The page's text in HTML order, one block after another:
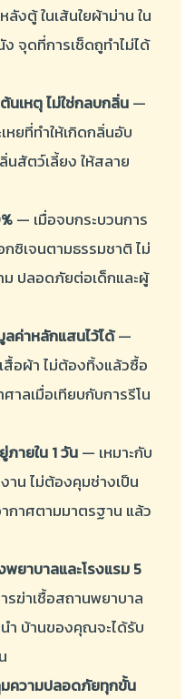
งตู้ ในเส้นใยผ้าม่าน ใน
จุดที่การเช็ดถูทำไม่ได้
นเหตุ ไม่ใช่กลบกลิ่น—
หยที่ทำให้เกิดกลิ่นอับ
นสัตว์เลี้ยง ให้สลาย
— เมื่อจบกระบวนการ
ซิเจนตามธรรมชาติ ไม่
ปลอดภัยต่อเด็กและผู้
ค่าหลักแสนไว้ได้—
อผ้า ไม่ต้องทิ้งแล้วซื้อ
าลเมื่อเทียบกับการรีโน
ายใน 1 วัน— เหมาะกับ
าน ไม่ต้องคุมช่างเป็น
กาศตามมาตรฐาน แล้ว
ยาบาลและโรงแรม 5
รฆ่าเชื้อสถานพยาบาล
ำ บ้านของคุณจะได้รับ
ความปลอดภัยทุกขั้น